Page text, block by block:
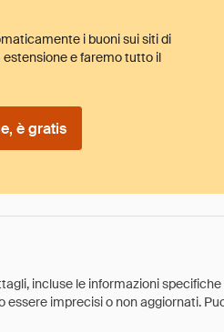
i buoni sui siti di
estensione e faremo tutto il
è gratis
incluse le informazioni
imprecisi o non aggiornati.